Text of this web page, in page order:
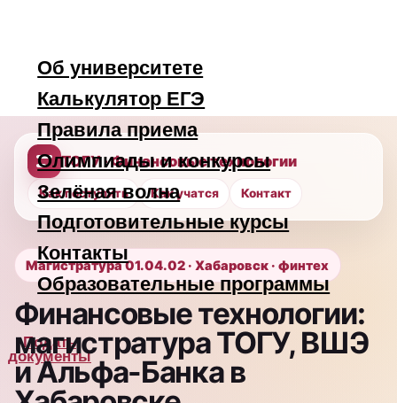
Подать
документы
Конкурсные списки
ТОГУ · Финансовые технологии
Как поступить Как учатся Контакт
Магистратура 01.04.02 · Хабаровск · финтех
Финансовые технологии:
магистратура ТОГУ, ВШЭ
и Альфа-Банка в
Хабаровске
Калькулятор ЕГЭ
Правила приема
Олимпиады и конкурсы
Зелёная волна
Подготовительные курсы
Контакты
Образовательные программы